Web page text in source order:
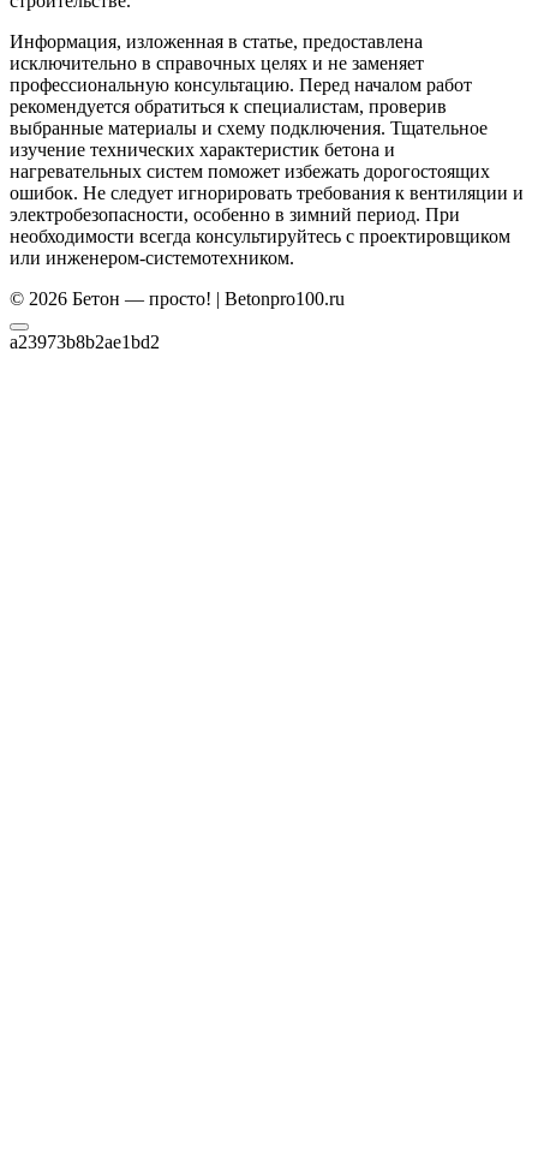
Информация, изложенная в статье, предоставлена
исключительно в справочных целях и не заменяет
профессиональную консультацию. Перед началом работ
рекомендуется обратиться к специалистам, проверив
выбранные материалы и схему подключения. Тщательное
изучение технических характеристик бетона и
нагревательных систем поможет избежать дорогостоящих
ошибок. Не следует игнорировать требования к вентиляции и
электробезопасности, особенно в зимний период. При
необходимости всегда консультируйтесь с проектировщиком
или инженером‑системотехником.
© 2026 Бетон — просто! | Betonpro100.ru
a23973b8b2ae1bd2